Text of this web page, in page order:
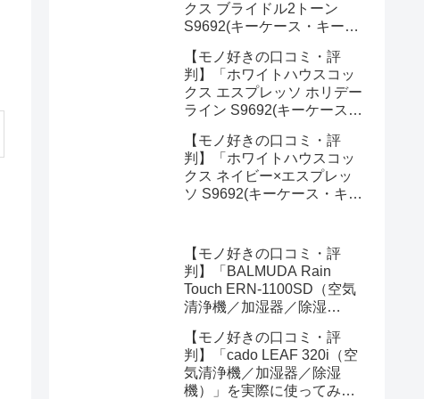
クス ブライドル2トーン
S9692(キーケース・キーオ
ってみた正直感想
【モノ好きの口コミ・評
判】「ホワイトハウスコッ
クス エスプレッソ ホリデー
ライン S9692(キーケース・
際に使ってみた正直感想
【モノ好きの口コミ・評
判】「ホワイトハウスコッ
クス ネイビー×エスプレッ
ソ S9692(キーケース・キー
【モノ好きの口コミ・評
判】「BALMUDA Rain
Touch ERN-1100SD（空気
清浄機／加湿器／除湿
正直感想
【モノ好きの口コミ・評
判】「cado LEAF 320i（空
気清浄機／加湿器／除湿
機）」を実際に使ってみた